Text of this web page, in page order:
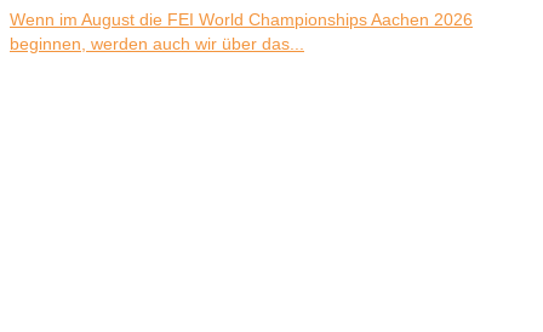
Wenn im August die FEI World Championships Aachen 2026
beginnen, werden auch wir über das...